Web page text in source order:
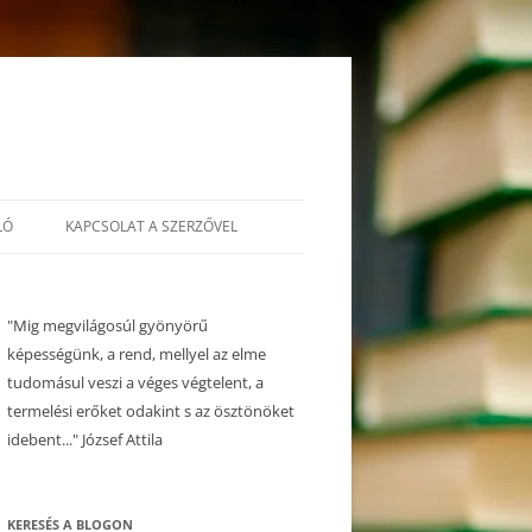
KAPCSOLAT A SZERZŐVEL
"Mig megvilágosúl gyönyörű
képességünk, a rend, mellyel az elme
tudomásul veszi a véges végtelent, a
termelési erőket odakint s az ösztönöket
idebent..." József Attila
KERESÉS A BLOGON